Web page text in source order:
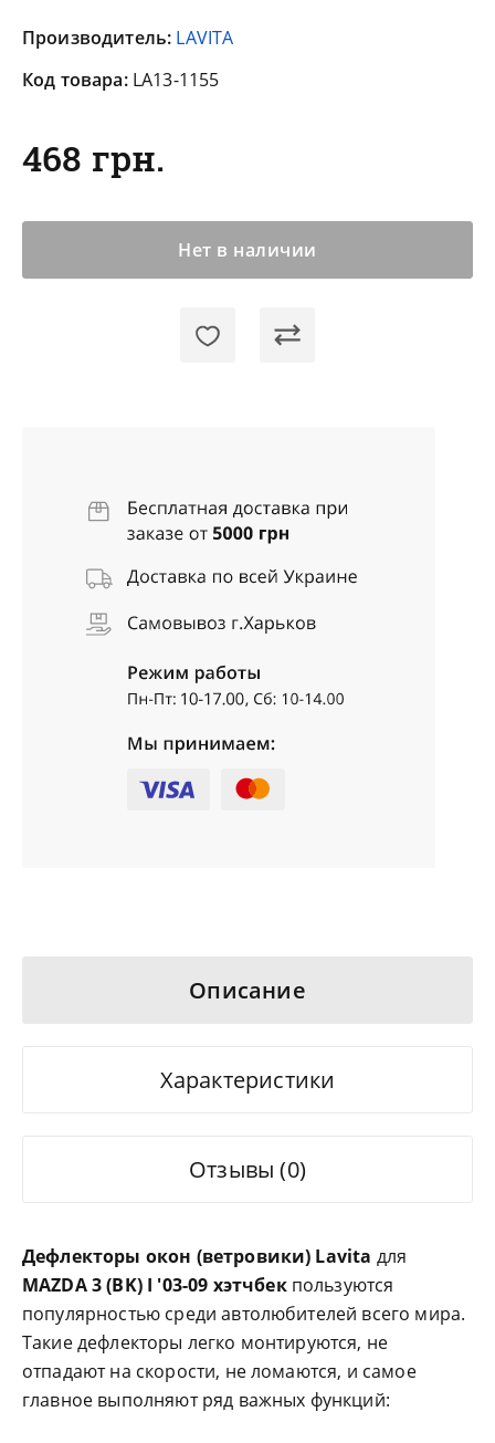
Производитель: LAVITA
Код товара: LA13-1155
468 грн.
Нет в наличии
Описание
Характеристики
Отзывы (0)
Дефлекторы окон (ветровики) Lavita для
MAZDA 3 (BK) I '03-09 хэтчбекпользуются
популярностью среди автолюбителей всего мира.
Такие дефлекторы легко монтируются, не
отпадают на скорости, не ломаются, и самое
главное выполняют ряд важных функций: